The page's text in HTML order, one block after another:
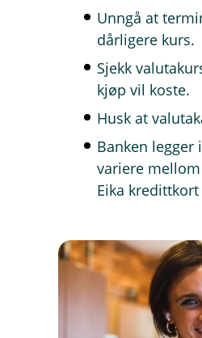
Unngå at
dårligere kurs.
Sjekk
kjøp vil koste.
Husk at
Banken legger
variere
Eika